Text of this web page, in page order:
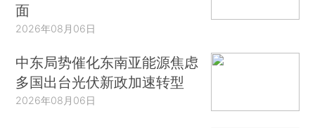
面
2026年08月06日
中东局势催化东南亚能源焦虑
多国出台光伏新政加速转型
2026年08月06日